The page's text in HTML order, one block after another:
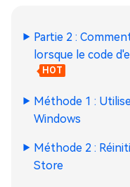
Partie 2 :
lorsque le code
HOT
Méthode 1 :
Windows
Méthode 2 :
Store